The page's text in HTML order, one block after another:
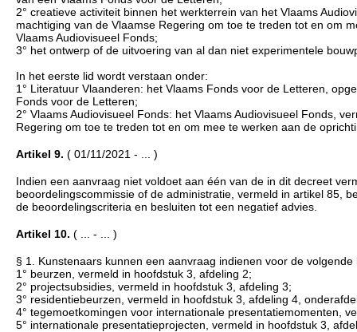
2° creatieve activiteit binnen het werkterrein van het Vlaams
machtiging van de Vlaamse Regering om toe te treden tot en om
Vlaams Audiovisueel Fonds;
3° het ontwerp of de uitvoering van al dan niet experimentele
In het eerste lid wordt verstaan onder:
1° Literatuur Vlaanderen: het Vlaams Fonds voor de Letteren,
Fonds voor de Letteren;
2° Vlaams Audiovisueel Fonds: het Vlaams Audiovisueel Fonds,
Regering om toe te treden tot en om mee te werken aan de
Artikel 9. ( 01/11/2021 - ... )
Indien een aanvraag niet voldoet aan één van de in dit decreet
beoordelingscommissie of de administratie, vermeld in artikel 85,
de beoordelingscriteria en besluiten tot een negatief advies.
Artikel 10. ( ... - ... )
§ 1. Kunstenaars kunnen een aanvraag indienen voor de
1° beurzen, vermeld in hoofdstuk 3, afdeling 2;
2° projectsubsidies, vermeld in hoofdstuk 3, afdeling 3;
3° residentiebeurzen, vermeld in hoofdstuk 3, afdeling 4,
4° tegemoetkomingen voor internationale presentatiemomenten,
5° internationale presentatieprojecten, vermeld in hoofdstuk 3,